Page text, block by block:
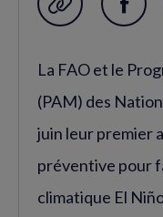
Garder en favori
La FAO et le
(PAM) des
juin leur premier
préventive pour
climatique El